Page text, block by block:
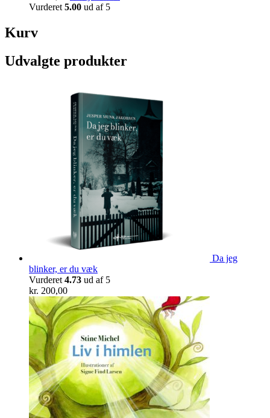
Vurderet 5.00 ud af 5
Kurv
Udvalgte produkter
Da jeg
blinker, er du væk
Vurderet4.73 ud af 5
kr. 200,00